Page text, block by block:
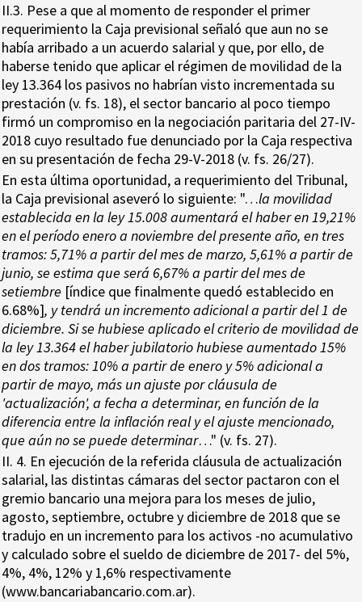
II.3. Pese a que al momento de responder el primer
requerimiento la Caja previsional señaló que aun no se
había arribado a un acuerdo salarial y que, por ello, de
haberse tenido que aplicar el régimen de movilidad de la
ley 13.364 los pasivos no habrían visto incrementada su
prestación (v. fs. 18), el sector bancario al poco tiempo
firmó un compromiso en la negociación paritaria del 27-IV-
2018 cuyo resultado fue denunciado por la Caja respectiva
en su presentación de fecha 29-V-2018 (v. fs. 26/27).
En esta última oportunidad, a requerimiento del Tribunal,
la Caja previsional aseveró lo siguiente: "…la movilidad
establecida en la ley 15.008 aumentará el haber en 19,21%
en el período enero a noviembre del presente año, en tres
tramos: 5,71% a partir del mes de marzo, 5,61% a partir de
junio, se estima que será 6,67% a partir del mes de
setiembre [índice que finalmente quedó establecido en
6.68%], y tendrá un incremento adicional a partir del 1 de
diciembre. Si se hubiese aplicado el criterio de movilidad de
la ley 13.364 el haber jubilatorio hubiese aumentado 15%
en dos tramos: 10% a partir de enero y 5% adicional a
partir de mayo, más un ajuste por cláusula de
'actualización', a fecha a determinar, en función de la
diferencia entre la inflación real y el ajuste mencionado,
que aún no se puede determinar…" (v. fs. 27).
II. 4. En ejecución de la referida cláusula de actualización
salarial, las distintas cámaras del sector pactaron con el
gremio bancario una mejora para los meses de julio,
agosto, septiembre, octubre y diciembre de 2018 que se
tradujo en un incremento para los activos -no acumulativo
y calculado sobre el sueldo de diciembre de 2017- del 5%,
4%, 4%, 12% y 1,6% respectivamente
(www.bancariabancario.com.ar).